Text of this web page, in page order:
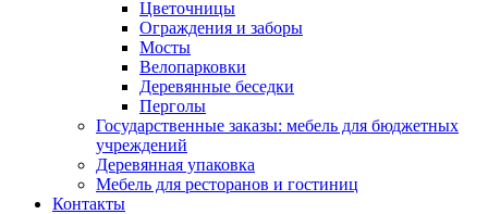
Цветочницы
Ограждения и заборы
Мосты
Велопарковки
Деревянные беседки
Перголы
Государственные заказы: мебель для бюджетных
учреждений
Деревянная упаковка
Мебель для ресторанов и гостиниц
Контакты